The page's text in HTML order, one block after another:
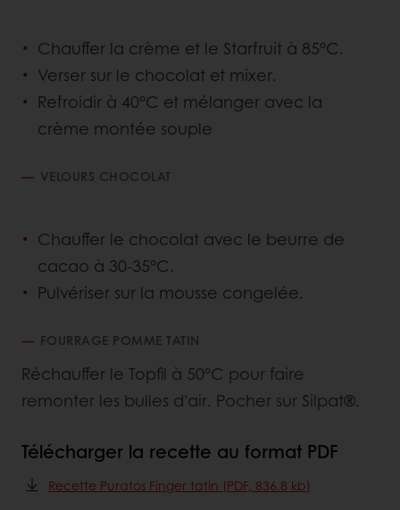
Chauffer la crème et le Starfruit à 85°C.
Verser sur le chocolat et mixer.
Refroidir à 40°C et mélanger avec la
crème montée souple
VELOURS CHOCOLAT
Chauffer le chocolat avec le beurre de
cacao à 30-35°C.
Pulvériser sur la mousse congelée.
FOURRAGE POMME TATIN
Réchauffer le Topfil à 50°C pour faire
remonter les bulles d’air. Pocher sur Silpat®.
Télécharger la recette au format PDF
Recette Puratos Finger tatin (PDF, 836.8 kb)